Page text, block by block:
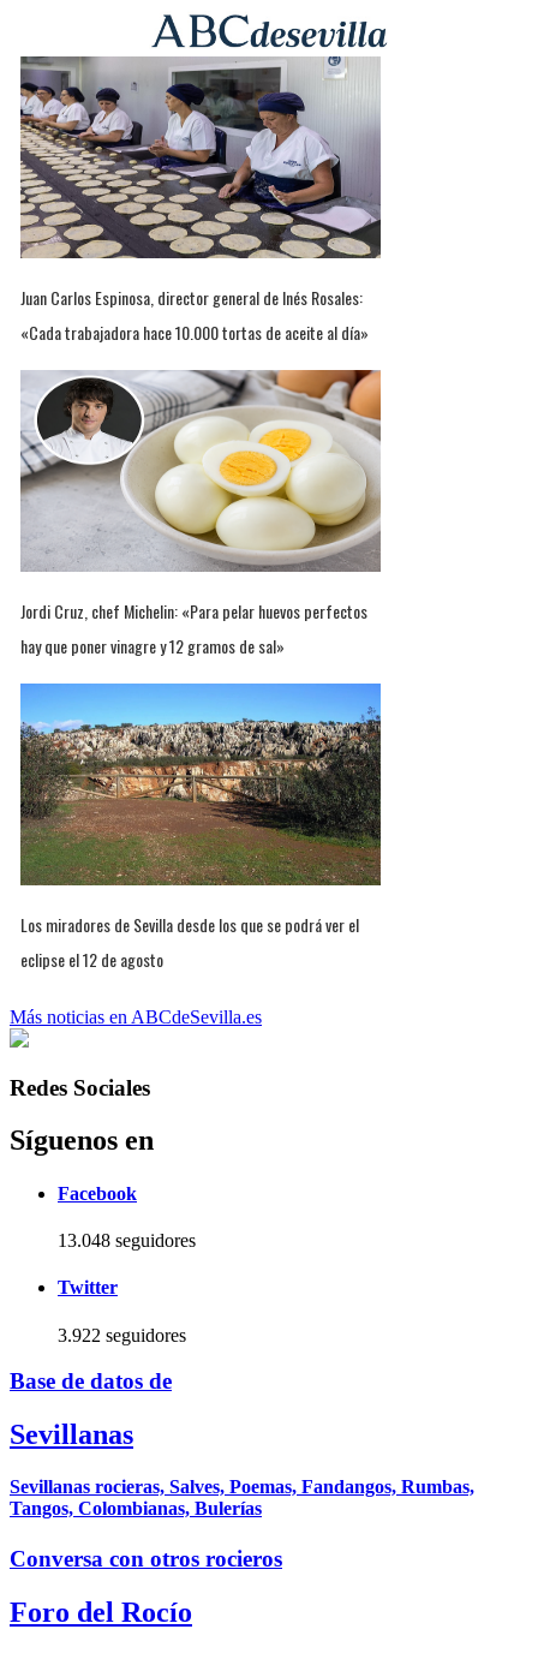
Juan Carlos Espinosa, director general de Inés Rosales:
«Cada trabajadora hace 10.000 tortas de aceite al día»
Jordi Cruz, chef Michelin: «Para pelar huevos perfectos
hay que poner vinagre y 12 gramos de sal»
Los miradores de Sevilla desde los que se podrá ver el
eclipse el 12 de agosto
Más noticias en ABCdeSevilla.es
Redes Sociales
Síguenos en
Facebook
13.048 seguidores
Twitter
3.922 seguidores
Base de datos de
Sevillanas
Sevillanas rocieras, Salves, Poemas, Fandangos, Rumbas,
Tangos, Colombianas, Bulerías
Conversa con otros rocieros
Foro del Rocío